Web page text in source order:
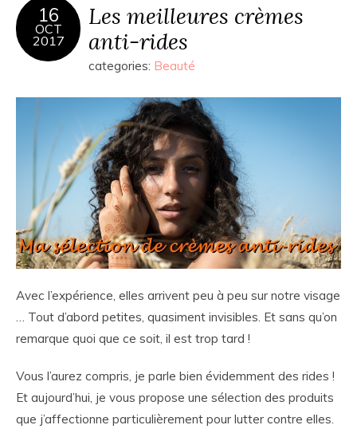
16
OCT
2017
Les meilleures crèmes
anti-rides
categories: Beauté
Avec l’expérience, elles arrivent peu à peu sur notre visage
… Tout d’abord petites, quasiment invisibles. Et sans qu’on
remarque quoi que ce soit, il est trop tard !
Vous l’aurez compris, je parle bien évidemment des rides !
Et aujourd’hui, je vous propose une sélection des produits
que j’affectionne particulièrement pour lutter contre elles.